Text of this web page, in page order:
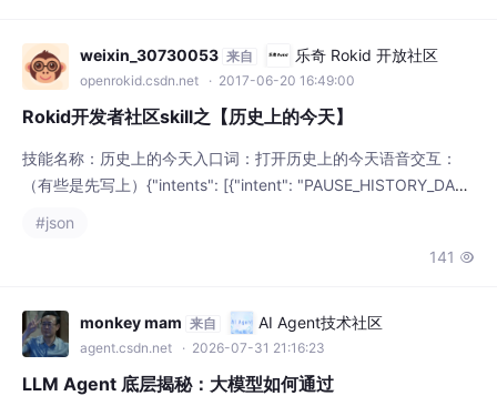
Trigger 和 Limit 处理
weixin_30730053 来自 乐奇 Rokid 开放社区
openrokid.csdn.net · 2017-06-20 16:49:00
Rokid开发者社区skill之【历史上的今天】
技能名称：历史上的今天入口词：打开历史上的今天语音交互：
（有些是先写上）{"intents": [{"intent": "PAUSE_HISTORY_DA
#json
141 
monkey mam 来自 AI Agent技术社区
agent.csdn.net · 2026-07-31 21:16:23
LLM Agent 底层揭秘：大模型如何通过